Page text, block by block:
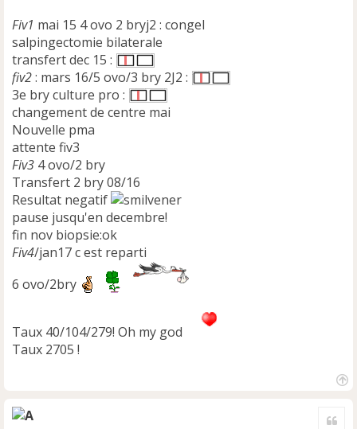
Fiv1 mai 15 4 ovo 2 bryj2 : congel
salpingectomie bilaterale
transfert dec 15 :
fiv2: mars 16/5 ovo/3 bry 2J2 :
3e bry culture pro :
changement de centre mai
Nouvelle pma
attente fiv3
Fiv3 4 ovo/2 bry
Transfert 2 bry 08/16
Resultat negatif
pause jusqu'en decembre!
fin nov biopsie:ok
Fiv4/jan17 c est reparti
6 ovo/2bry
Taux 40/104/279! Oh my god
Taux 2705 !